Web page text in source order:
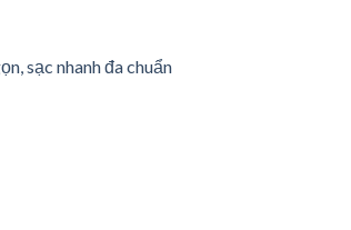
sạc nhanh đa chuẩn